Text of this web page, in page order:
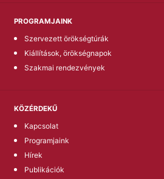
PROGRAMJAINK
Szervezett örökségtúrák
Kiállítások, örökségnapok
Szakmai rendezvények
KÖZÉRDEKŰ
Kapcsolat
Programjaink
Hírek
Publikációk